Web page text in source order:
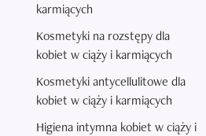
karmiących
Kosmetyki na rozstępy dla
kobiet w ciąży i karmiących
Kosmetyki antycellulitowe dla
kobiet w ciąży i karmiących
Higiena intymna kobiet w ciąży i